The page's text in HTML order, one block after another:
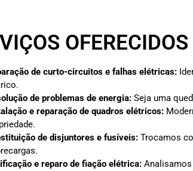
de curto-circuitos e falhas elétricas:
de problemas de energia: Seja uma
e reparação de quadros elétricos:
de disjuntores e fusíveis: Trocamos
e reparo de fiação elétrica: